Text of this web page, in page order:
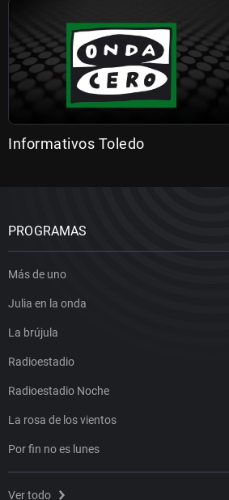
Informativos Toledo
PROGRAMAS
Más de uno
Julia en la onda
La brújula
Radioestadio
Radioestadio Noche
La rosa de los vientos
Por fin no es lunes
Ver todo